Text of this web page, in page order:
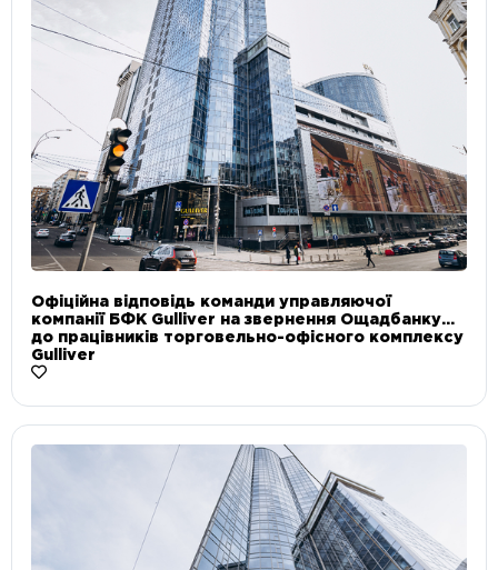
Офіційна відповідь команди управляючої
компанії БФК Gulliver на звернення Ощадбанку
до працівників торговельно-офісного комплексу
Gulliver